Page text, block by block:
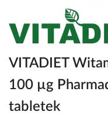
na
początek
VITADIET
100 µg
tabletek